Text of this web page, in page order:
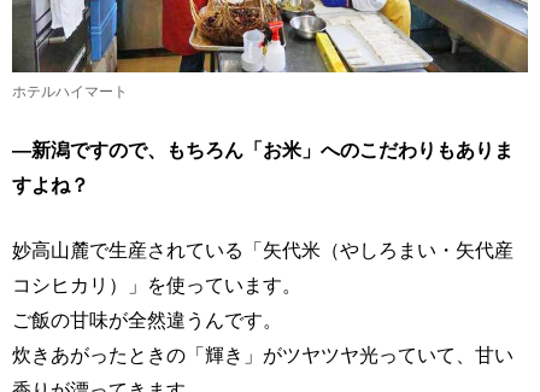
ホテルハイマート
―新潟ですので、もちろん「お米」へのこだわりもありま
すよね？
妙高山麓で生産されている「矢代米（やしろまい・矢代産
コシヒカリ）」を使っています。
ご飯の甘味が全然違うんです。
炊きあがったときの「輝き」がツヤツヤ光っていて、甘い